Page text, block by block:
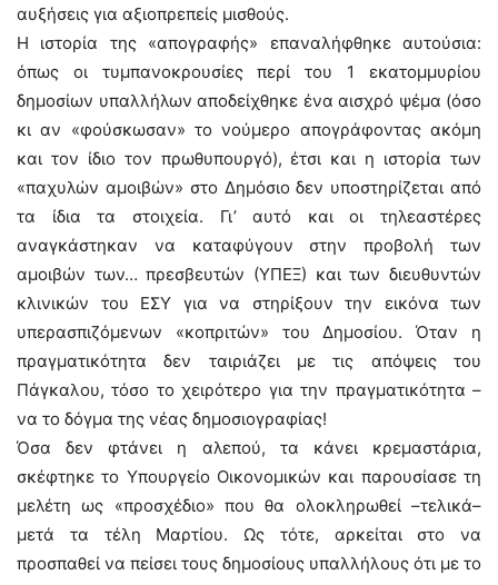
αυξήσεις για αξιοπρεπείς μισθούς.
Η ιστορία της «απογραφής» επαναλήφθηκε αυτούσια:
όπως οι τυμπανοκρουσίες περί του 1 εκατομμυρίου
δημοσίων υπαλλήλων αποδείχθηκε ένα αισχρό ψέμα (όσο
κι αν «φούσκωσαν» το νούμερο απογράφοντας ακόμη
και τον ίδιο τον πρωθυπουργό), έτσι και η ιστορία των
«παχυλών αμοιβών» στο Δημόσιο δεν υποστηρίζεται από
τα ίδια τα στοιχεία. Γι’ αυτό και οι τηλεαστέρες
αναγκάστηκαν να καταφύγουν στην προβολή των
αμοιβών των… πρεσβευτών (ΥΠΕΞ) και των διευθυντών
κλινικών του ΕΣΥ για να στηρίξουν την εικόνα των
υπερασπιζόμενων «κοπριτών» του Δημοσίου. Όταν η
πραγματικότητα δεν ταιριάζει με τις απόψεις του
Πάγκαλου, τόσο το χειρότερο για την πραγματικότητα –
να το δόγμα της νέας δημοσιογραφίας!
Όσα δεν φτάνει η αλεπού, τα κάνει κρεμαστάρια,
σκέφτηκε το Υπουργείο Οικονομικών και παρουσίασε τη
μελέτη ως «προσχέδιο» που θα ολοκληρωθεί –τελικά–
μετά τα τέλη Μαρτίου. Ως τότε, αρκείται στο να
προσπαθεί να πείσει τους δημοσίους υπαλλήλους ότι με το